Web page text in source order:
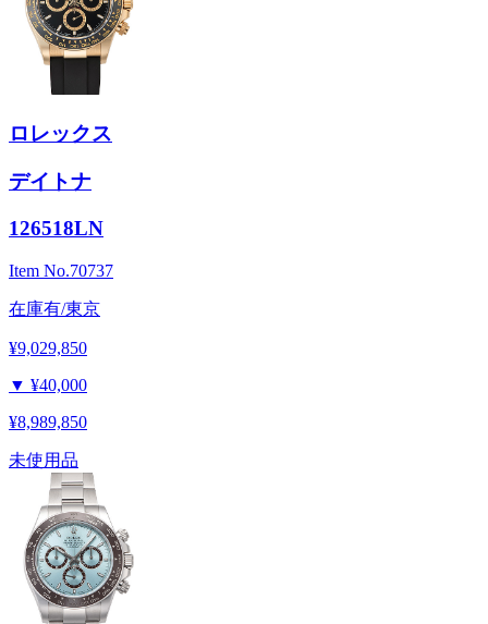
ロレックス
デイトナ
126518LN
Item No.70737
在庫有/東京
¥9,029,850
▼ ¥40,000
¥8,989,850
未使用品